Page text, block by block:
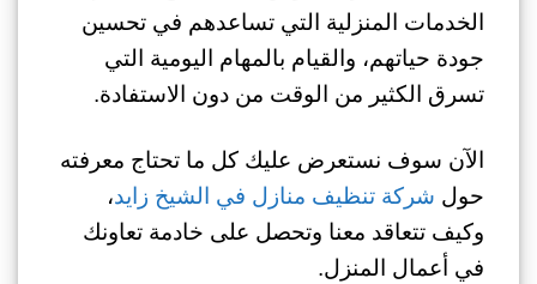
الخدمات المنزلية التي تساعدهم في تحسين
جودة حياتهم، والقيام بالمهام اليومية التي
تسرق الكثير من الوقت من دون الاستفادة.
الآن سوف نستعرض عليك كل ما تحتاج معرفته
حول شركة تنظيف منازل في الشيخ زايد،
وكيف تتعاقد معنا وتحصل على خادمة تعاونك
في أعمال المنزل.